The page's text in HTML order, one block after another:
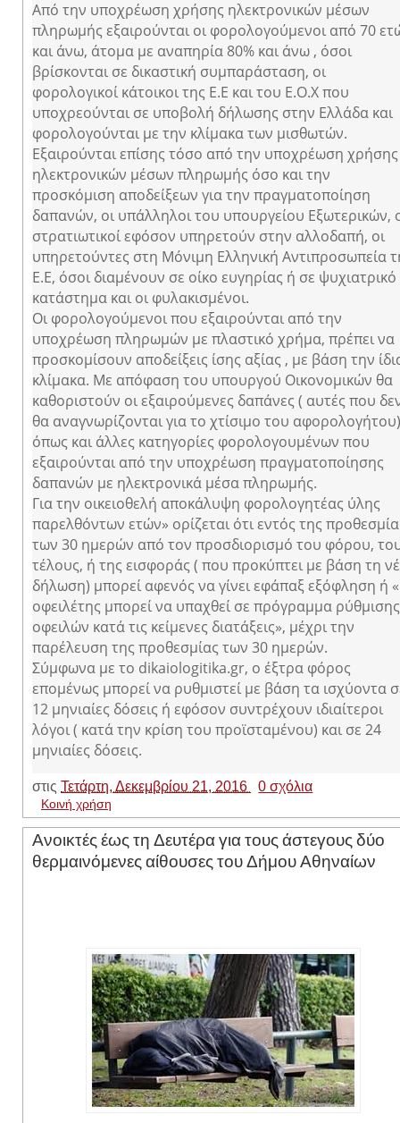
Από την υποχρέωση χρήσης ηλεκτρονικών μέσων
πληρωμής εξαιρούνται οι φορολογούμενοι από 70
και άνω, άτομα με αναπηρία 80% και άνω , όσοι
βρίσκονται σε δικαστική συμπαράσταση, οι
φορολογικοί κάτοικοι της Ε.Ε και του Ε.Ο.Χ που
υποχρεούνται σε υποβολή δήλωσης στην Ελλάδα και
φορολογούνται με την κλίμακα των μισθωτών.
Εξαιρούνται επίσης τόσο από την υποχρέωση χρήσης
ηλεκτρονικών μέσων πληρωμής όσο και την
προσκόμιση αποδείξεων για την πραγματοποίηση
δαπανών, οι υπάλληλοι του υπουργείου Εξωτερικών,
στρατιωτικοί εφόσον υπηρετούν στην αλλοδαπή, οι
υπηρετούντες στη Μόνιμη Ελληνική Αντιπροσωπεία
Ε.Ε, όσοι διαμένουν σε οίκο ευγηρίας ή σε ψυχιατρικό
κατάστημα και οι φυλακισμένοι.
Οι φορολογούμενοι που εξαιρούνται από την
υποχρέωση πληρωμών με πλαστικό χρήμα, πρέπει να
προσκομίσουν αποδείξεις ίσης αξίας , με βάση την
κλίμακα. Με απόφαση του υπουργού Οικονομικών θα
καθοριστούν οι εξαιρούμενες δαπάνες ( αυτές που
θα αναγνωρίζονται για το χτίσιμο του αφορολογήτου)
όπως και άλλες κατηγορίες φορολογουμένων που
εξαιρούνται από την υποχρέωση πραγματοποίησης
δαπανών με ηλεκτρονικά μέσα πληρωμής.
Για την οικειοθελή αποκάλυψη φορολογητέας ύλης
παρελθόντων ετών» ορίζεται ότι εντός της
των 30 ημερών από τον προσδιορισμό του φόρου,
τέλους, ή της εισφοράς ( που προκύπτει με βάση τη
δήλωση) μπορεί αφενός να γίνει εφάπαξ εξόφληση ή
οφειλέτης μπορεί να υπαχθεί σε πρόγραμμα ρύθμισης
οφειλών κατά τις κείμενες διατάξεις», μέχρι την
παρέλευση της προθεσμίας των 30 ημερών.
Σύμφωνα με το dikaiologitika.gr, ο έξτρα φόρος
επομένως μπορεί να ρυθμιστεί με βάση τα ισχύοντα
12 μηνιαίες δόσεις ή εφόσον συντρέχουν ιδιαίτεροι
λόγοι ( κατά την κρίση του προϊσταμένου) και σε 24
μηνιαίες δόσεις.
στις Τετάρτη, Δεκεμβρίου 21, 2016 0 σχόλια
Κοινή χρήση
Ανοικτές έως τη Δευτέρα για τους άστεγους δύο
θερμαινόμενες αίθουσες του Δήμου Αθηναίων